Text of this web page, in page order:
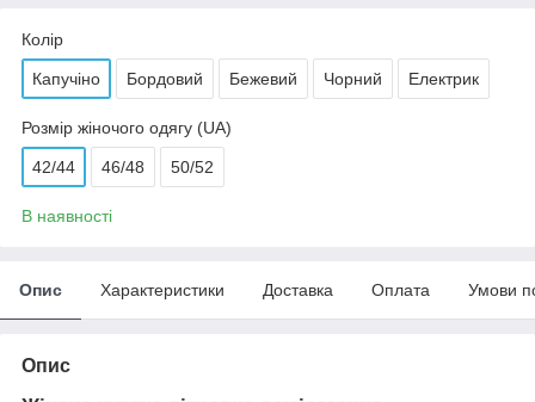
Колір
Капучіно Бордовий Бежевий Чорний Електрик
Розмір жіночого одягу (UA)
42/44 46/48 50/52
В наявності
Опис Характеристики Доставка Оплата Умови
Опис